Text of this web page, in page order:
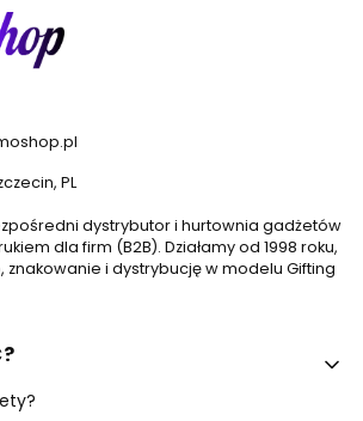
PL
dystrybutor i hurtownia gadżetów
dla firm (B2B). Działamy od 1998 roku,
i dystrybucję w modelu Gifting